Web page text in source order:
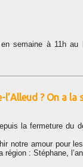
semaine à 11h
l’Alleud ? On a
la fermeture du
notre amour pour
région : Stéphane,